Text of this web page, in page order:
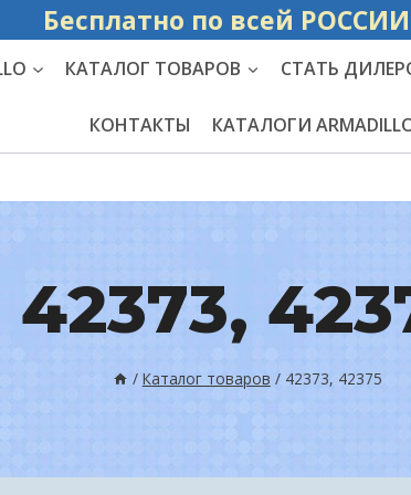
Бесплатно по
КАТАЛОГ ТОВАРОВ СТАТЬ
КОНТАКТЫ КАТАЛОГИ
42373,
/ Каталог товаров / 42373, 42375